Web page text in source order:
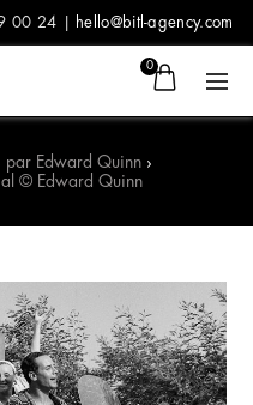
00 24 | hello@bitl-agency.com
0
par Edward Quinn›
© Edward Quinn